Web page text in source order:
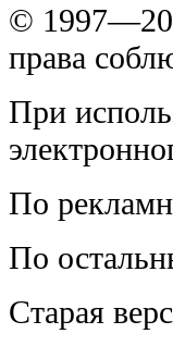
©
права
При
По
По
Старая